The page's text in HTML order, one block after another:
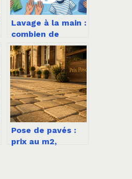
Lavage à la main :
combien de
temps laisser
tremper sans
abîmer le linge
Pose de pavés :
prix au m2,